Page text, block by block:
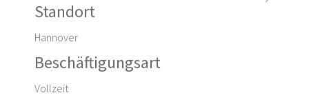
Standort
Hannover
Beschäftigungsart
Vollzeit